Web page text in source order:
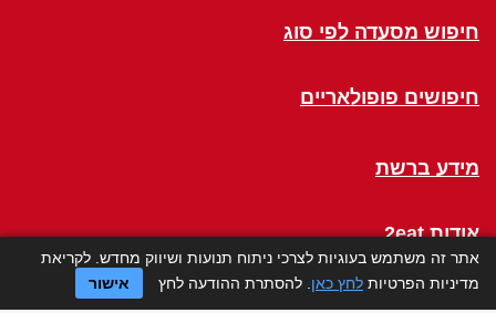
חיפוש מסעדה לפי סוג
חיפושים פופולאריים
מידע ברשת
אודות 2eat
Click a Table
אתר זה משתמש בעוגיות לצרכי ניתוח תנועות ושיווק מחדש. לקריאת
מדיניות הפרטיות לחץ כאן . להסתרת ההודעה לחץ אישור